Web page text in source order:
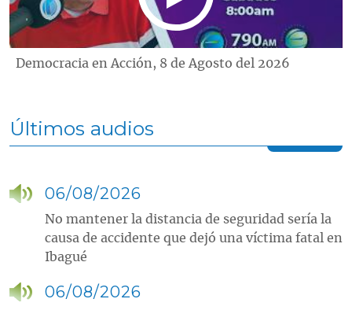
Democracia en Acción, 8 de Agosto del 2026
Últimos audios
06/08/2026
No mantener la distancia de seguridad sería la
causa de accidente que dejó una víctima fatal en
Ibagué
06/08/2026